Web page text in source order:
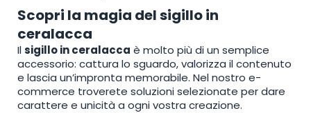
Scopri la magia del sigillo in
ceralacca
Ilsigillo in ceralacca è molto più di un semplice
accessorio: cattura lo sguardo, valorizza il contenuto
e lascia un’impronta memorabile. Nel nostro e-
commerce troverete soluzioni selezionate per dare
carattere e unicità a ogni vostra creazione.